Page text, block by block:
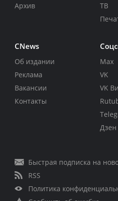
Архив
ТВ
CNews
Об издании
Реклама
Вакансии
Контакты
Max
VK
VK
Дзен
Быстрая подписка на
RSS
Политика